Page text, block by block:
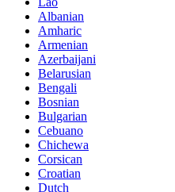
Albanian
Amharic
Armenian
Azerbaijani
Belarusian
Bengali
Bosnian
Bulgarian
Cebuano
Chichewa
Corsican
Croatian
Dutch